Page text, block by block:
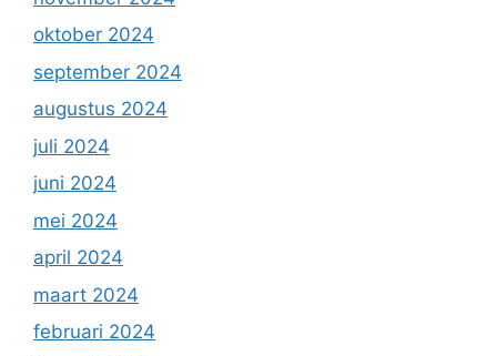
oktober 2024
september 2024
augustus 2024
juli 2024
juni 2024
mei 2024
april 2024
maart 2024
februari 2024